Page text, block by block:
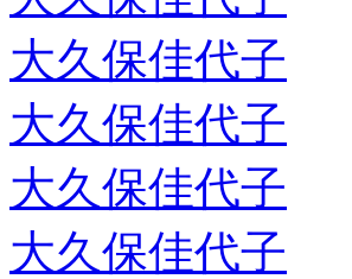
大久保佳代子
大久保佳代子
大久保佳代子
大久保佳代子